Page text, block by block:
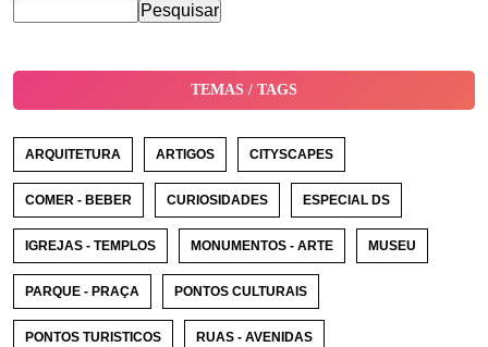
TEMAS / TAGS
ARQUITETURA ARTIGOS CITYSCAPES
COMER - BEBER CURIOSIDADES ESPECIAL DS
IGREJAS - TEMPLOS MONUMENTOS - ARTE MUSEU
PARQUE - PRAÇA PONTOS CULTURAIS
PONTOS TURISTICOS RUAS - AVENIDAS